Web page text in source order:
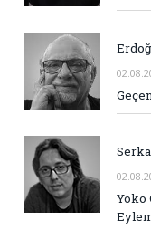
Yoko